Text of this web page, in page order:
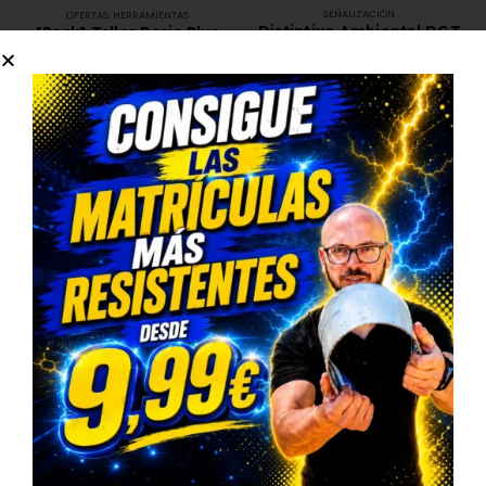
OFERTAS, HERRAMIENTAS
[Pack] Taller Basic Plus
COMPRAR EL PACK
SEÑALIZACIÓN
Distintivo Ambiental DGT
SELECT OPTION
MATRÍCULAS HOMOLOGADAS
MATRÍCULAS
ACRÍLICAS, MATRÍCULAS DE COCHE